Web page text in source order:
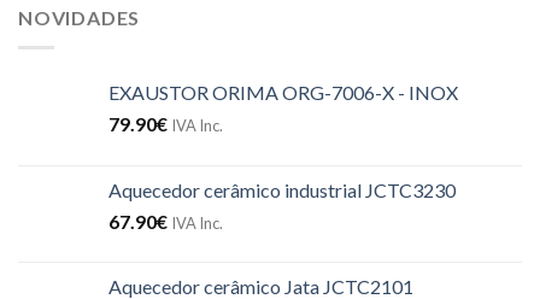
NOVIDADES
EXAUSTOR ORIMA ORG-7006-X - INOX
79.90€ IVA Inc.
Aquecedor cerâmico industrial JCTC3230
67.90€ IVA Inc.
Aquecedor cerâmico Jata JCTC2101